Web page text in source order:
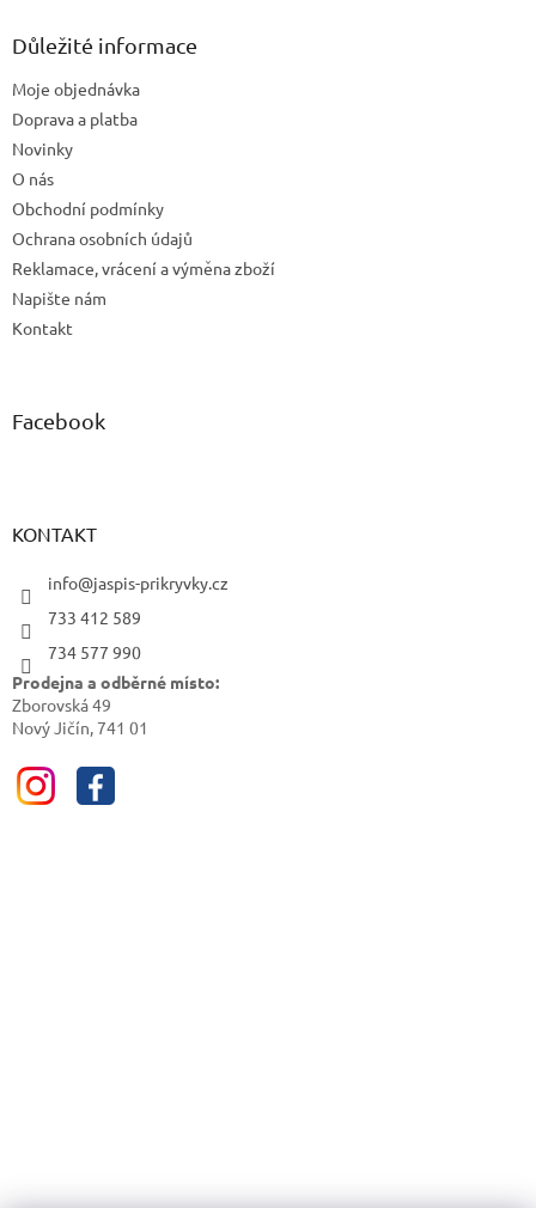
Důležité informace
Moje objednávka
Doprava a platba
Novinky
O nás
Obchodní podmínky
Ochrana osobních údajů
Reklamace, vrácení a výměna zboží
Napište nám
Kontakt
Facebook
KONTAKT
info@jaspis-prikryvky.cz
733 412 589
734 577 990
Prodejna a odběrné místo:
Zborovská 49
Nový Jičín, 741 01